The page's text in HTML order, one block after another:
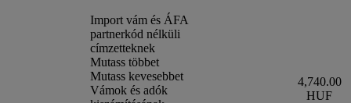
Import vám és ÁFA
partnerkód nélküli
címzetteknek
Mutass többet
Mutass kevesebbet
Vámok és adók
4,740.00
HUF